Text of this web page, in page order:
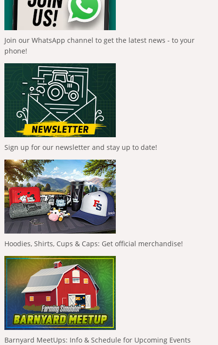
Join our WhatsApp channel to get the latest news - to your
phone!
Sign up for our newsletter and stay up to date!
Hoodies, Shirts, Cups & Caps: Get official merchandise!
Barnyard MeetUps: Info & Schedule for Upcoming Events